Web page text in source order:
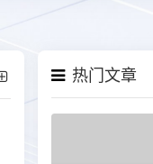
热门文章